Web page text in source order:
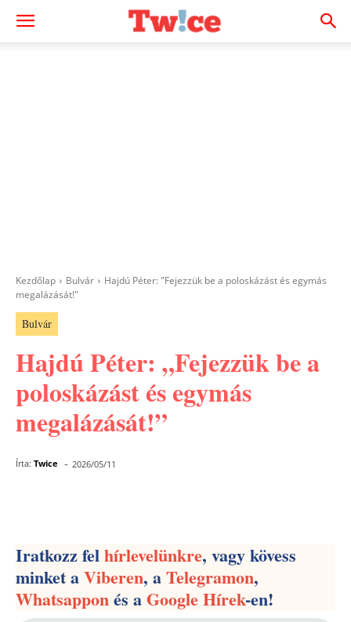
Kezdőlap Bulvár
Hajdú Péter: "Fejezzük be a poloskázást és egymás
megalázását!"
Bulvár
Hajdú Péter: „Fejezzük be a
poloskázást és egymás
megalázását!”
Írta: Twice - 2026/05/11
Iratkozz felhírlevelünkre, vagy kövess
minket aViberen, aTelegramon,
Whatsapponés aGoogle Hírek-en!